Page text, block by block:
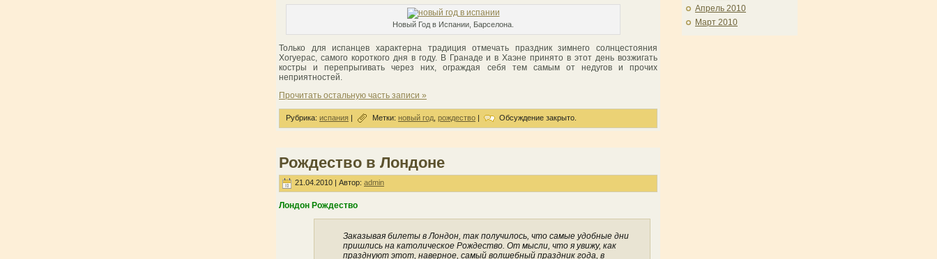
Новый Год в Испании, Барселона.
Только для испанцев характерна традиция отмечать праздник зимнего солнцестояния
Хогуерас, самого короткого дня в году. В Гранаде и в Хаэне принято в этот день возжигать
костры и перепрыгивать через них, ограждая себя тем самым от недугов и прочих
неприятностей.
Прочитать остальную часть записи »
Рубрика: испания Метки: новый год рождество Обсуждение закрыто.
Рождество в Лондоне
21.04.2010 | Автор: admin
Лондон Рождество
Заказывая билеты в Лондон, так получилось, что самые удобные дни
пришлись на католическое Рождество. От мысли, что я увижу, как
празднуют этот, наверное, самый волшебный праздник года, в
Апрель 2010
Март 2010